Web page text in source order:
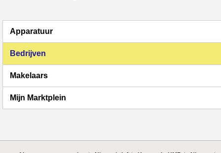
Apparatuur
Bedrijven
Makelaars
Mijn Marktplein